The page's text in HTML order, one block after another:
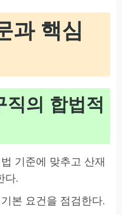
과 핵심
직의 합법적
기준에 맞추고 산재
다.
본 요건을 점검한다.